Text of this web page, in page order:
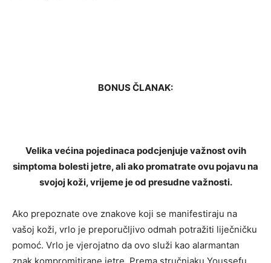
BONUS ČLANAK:
Velika većina pojedinaca podcjenjuje važnost ovih
simptoma bolesti jetre, ali ako promatrate ovu pojavu na
svojoj koži, vrijeme je od presudne važnosti.
Ako prepoznate ove znakove koji se manifestiraju na
vašoj koži, vrlo je preporučljivo odmah potražiti liječničku
pomoć. Vrlo je vjerojatno da ovo služi kao alarmantan
znak kompromitirane jetre. Prema stručnjaku Youssefu